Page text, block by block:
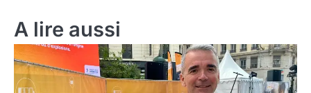
i
g
a
A lire aussi